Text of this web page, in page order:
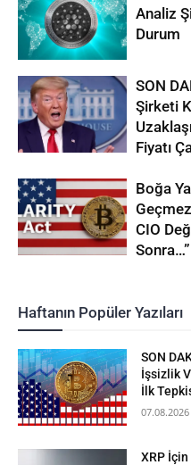
Analiz
Durum
SON
Şirketi
Fiyatı
Boğa
CIO
Sonra…”
Haftanın Popüler Yazıları
SON
İşsizlik
İlk
XRP